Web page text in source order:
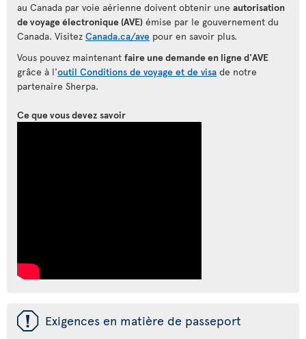
au Canada par voie aérienne doivent obtenir une autorisation
de voyage électronique (AVE) émise par le gouvernement du
Canada. Visitez Canada.ca/ave pour en savoir plus.
Vous pouvez maintenant faire une demande en ligne d'AVE
grâce à l'outil Conditions de voyage et de visa
partenaire Sherpa.
Ce que vous devez savoir
ü Exigences en matière de passeport